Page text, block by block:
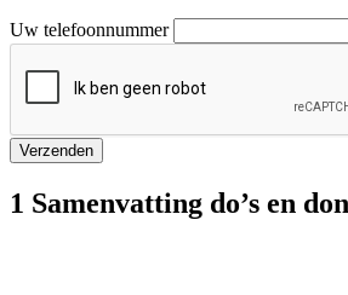
Uw telefoonnummer
Verzenden
1 Samenvatting do’s en